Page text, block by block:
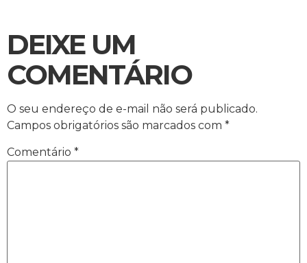
DEIXE UM
COMENTÁRIO
O seu endereço de e-mail não será publicado.
Campos obrigatórios são marcados com *
Comentário *